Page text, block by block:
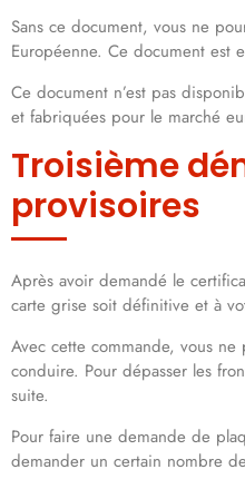
Sans ce document, vous ne
Européenne. Ce document est
Ce document n’est pas
et fabriquées pour le marché
Troisième
provisoires
Après avoir demandé le
carte grise soit définitive et à
Avec cette commande, vous
conduire. Pour dépasser les
suite.
Pour faire une demande de
demander un certain nombre